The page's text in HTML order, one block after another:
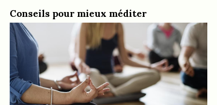
Conseils pour mieux méditer